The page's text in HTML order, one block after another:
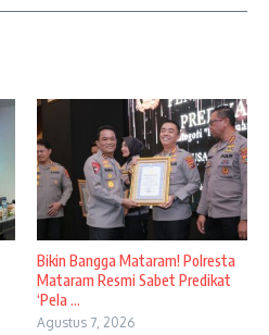
Bikin Bangga Mataram! Polresta
Mataram Resmi Sabet Predikat
‘Pela ...
Agustus 7, 2026